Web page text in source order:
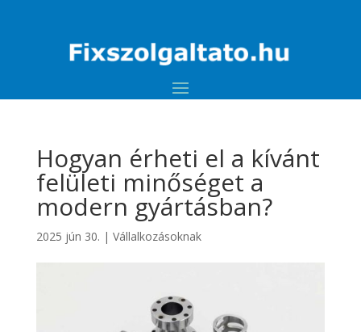
Hogyan érheti el a kívánt
felületi minőséget a
modern gyártásban?
2025 jún 30. | Vállalkozásoknak